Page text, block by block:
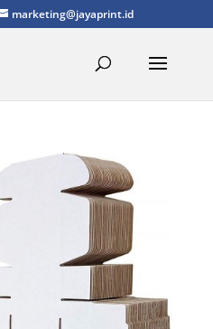
marketing@jayaprint.id